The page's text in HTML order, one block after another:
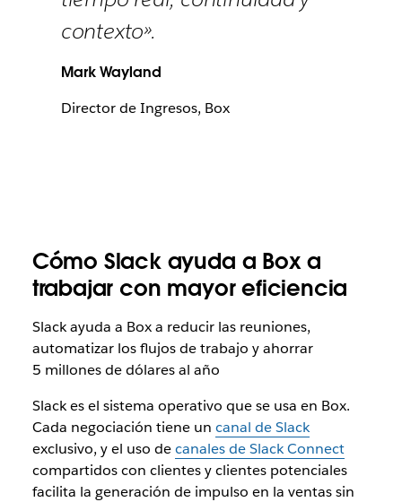
contexto».
Mark Wayland
Director de Ingresos, Box
Cómo Slack ayuda a Box a
trabajar con mayor eficiencia
Slack ayuda a Box a reducir las reuniones,
automatizar los flujos de trabajo y ahorrar
5 millones de dólares al año
Slack es el sistema operativo que se usa en Box.
Cada negociación tiene un canal de Slack
exclusivo, y el uso decanales de Slack Connect
compartidos con clientes y clientes potenciales
facilita la generación de impulso en la ventas sin